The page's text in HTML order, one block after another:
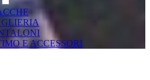
E ACCESSORI